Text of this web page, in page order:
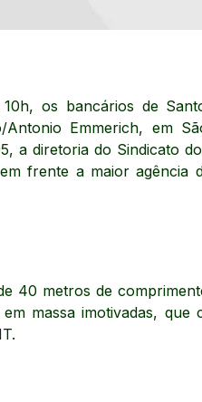
os bancários de
Emmerich, em
a diretoria do Sindicato
frente a maior agência
40 metros de
massa imotivadas, que